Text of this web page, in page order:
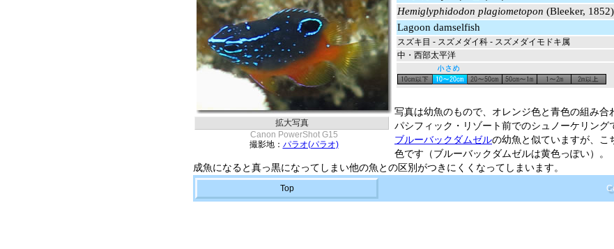
Hemiglyphidodon plagiometopon (Bleeker, 1852)
Lagoon damselfish
スズキ目 - スズメダイ科 - スズメダイモドキ属
中・西部太平洋
拡大写真
Canon PowerShot G15
撮影地： パラオ(パラオ)
写真は幼魚のもので、オレンジ色と青色の組み合
パシフィック・リゾート前でのシュノーケリング
ブルーバックダムゼルの幼魚と似ていますが、こ
色です（ブルーバックダムゼルは黄色っぽい）。
成魚になると真っ黒になってしまい他の魚との区別がつきにくくなってしまいます。
Top